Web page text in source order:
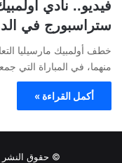
فيديو.. نادي
ستراسبورج في
خطف أولمبيك مارسيليا
منهما، في المباراة التي
أكمل القراءة »
© حقوق النشر 2026، جميع الحقوق محفوظة |